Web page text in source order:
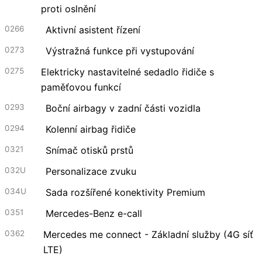
proti oslnění
0266 Aktivní asistent řízení
0273 Výstražná funkce při vystupování
0275
Elektricky nastavitelné sedadlo řidiče s
paměťovou funkcí
0293 Boční airbagy v zadní části vozidla
0294 Kolenní airbag řidiče
0321 Snímač otisků prstů
032U Personalizace zvuku
034U Sada rozšířené konektivity Premium
0351 Mercedes-Benz e-call
0362
Mercedes me connect - Základní služby (4G síť
LTE)